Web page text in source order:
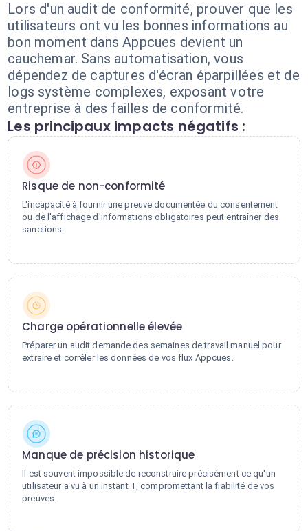
Lors d'un audit de conformité, prouver que les
utilisateurs ont vu les bonnes informations au
bon moment dans Appcues devient un
cauchemar. Sans automatisation, vous
dépendez de captures d'écran éparpillées et de
logs système complexes, exposant votre
entreprise à des failles de conformité.
Les principaux impacts négatifs :
Risque de non-conformité
L'incapacité à fournir une preuve documentée du consentement
ou de l'affichage d'informations obligatoires peut entraîner des
sanctions.
Charge opérationnelle élevée
Préparer un audit demande des semaines de travail manuel pour
extraire et corréler les données de vos flux Appcues.
Manque de précision historique
Il est souvent impossible de reconstruire précisément ce qu'un
utilisateur a vu à un instant T, compromettant la fiabilité de vos
preuves.